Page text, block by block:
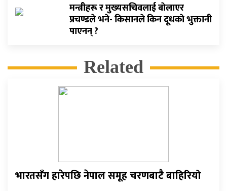
मन्त्रीहरू र मुख्यसचिवलाई बाेलाएर
प्रचण्डले भने- किसानले किन दूधकाे भुक्तानी
पाएनन् ?
Related
भारतसँग हारेपछि नेपाल समूह चरणबाटै बाहिरियो